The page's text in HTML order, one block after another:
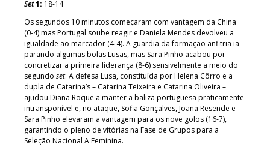
Set1: 18-14
Os segundos 10 minutos começaram com vantagem da China
(0-4) mas Portugal soube reagir e Daniela Mendes devolveu a
igualdade ao marcador (4-4). A guardiã da formação anfitriã ia
parando algumas bolas Lusas, mas Sara Pinho acabou por
concretizar a primeira liderança (8-6) sensivelmente a meio do
segundo set. A defesa Lusa, constituída por Helena Côrro e a
dupla de Catarina’s – Catarina Teixeira e Catarina Oliveira –
ajudou Diana Roque a manter a baliza portuguesa praticamente
intransponível e, no ataque, Sofia Gonçalves, Joana Resende e
Sara Pinho elevaram a vantagem para os nove golos (16-7),
garantindo o pleno de vitórias na Fase de Grupos para a
Seleção Nacional A Feminina.